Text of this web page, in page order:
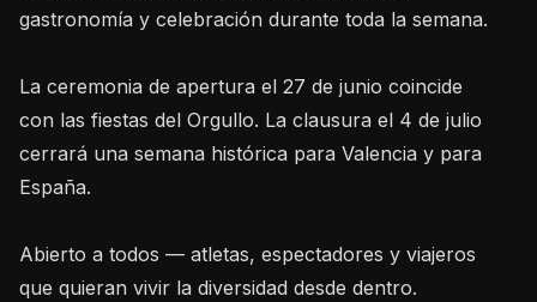
gastronomía y celebración durante toda la semana.
La ceremonia de apertura el 27 de junio coincide
con las fiestas del Orgullo. La clausura el 4 de julio
cerrará una semana histórica para Valencia y para
España.
Abierto a todos — atletas, espectadores y viajeros
que quieran vivir la diversidad desde dentro.